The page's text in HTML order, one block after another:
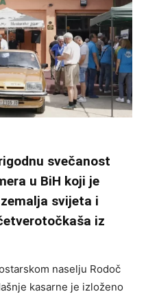
svečanost
u BiH koji je
svijeta i
iz
naselju Rodoč
kasarne je izloženo